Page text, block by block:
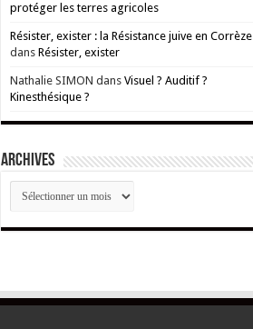
protéger les terres agricoles
Résister, exister : la Résistance juive en Corrèze
dans Résister, exister
Nathalie SIMON dans Visuel ? Auditif ?
Kinesthésique ?
ARCHIVES
ARCHIVES